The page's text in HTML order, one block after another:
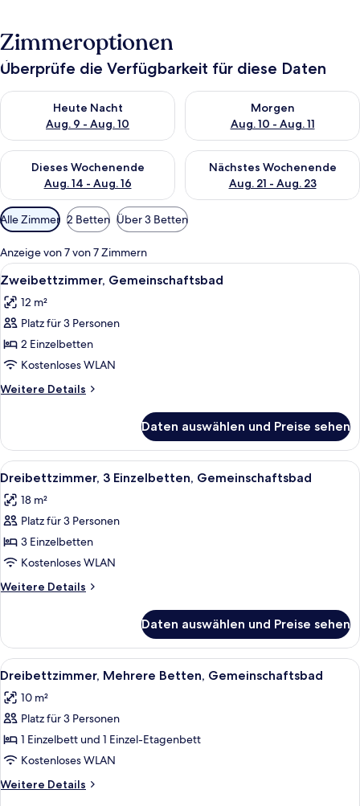
Zimmeroptionen
Überprüfe die Verfügbarkeit für diese Daten
Heute Nacht
Aug. 9 - Aug. 10
Überprüfe die Verfügbarkeit für heute Nacht, Aug. 9 - Aug.
Morgen
Aug. 10 - Aug. 11
Überprüfe die Verfügbarkeit
Dieses Wochenende
Aug. 14 - Aug. 16
Überprüfe die Verfügbarkeit für dieses Wochenende, Aug. 14
Nächstes Wochenende
Aug. 21 - Aug. 23
Überprüfe die Verfügbarkeit
Verfügbare
Filter
für
Zimmer
Alle Zimmer 2 Betten Über 3 Betten
Anzeige von 7 von 7 Zimmern
Alle
Fotos
für
Zweibettzimmer,
Gemeinschaftsbad
anzeigen
Ein modernes Hotelzimmer mit zwei
6
Zweibettzimmer, Gemeinschaftsbad
12 m²
Platz für 3 Personen
2 Einzelbetten
Kostenloses WLAN
Weitere Details
Weitere
Gemeinschaftsbad
Daten auswählen und Preise sehen
Alle
Fotos
für
Dreibettzimmer,
3 Einzelbetten,
Gemeinschaftsbad
anzeigen
Ein Zimmer mit zwei weißen Betten,
5
Dreibettzimmer, 3 Einzelbetten, Gemeinschaftsbad
18 m²
Platz für 3 Personen
3 Einzelbetten
Kostenloses WLAN
Weitere Details
Weitere
3 Einzelbetten,
Gemeinschaftsbad
Daten auswählen und Preise sehen
Alle
Fotos
für
Dreibettzimmer,
Mehrere
Betten,
Gemeinschaftsbad
anzeigen
Ein Schlafsaalzimmer mit
5
Dreibettzimmer, Mehrere Betten, Gemeinschaftsbad
10 m²
Platz für 3 Personen
1 Einzelbett und 1 Einzel-Etagenbett
Kostenloses WLAN
Weitere Details
Weitere